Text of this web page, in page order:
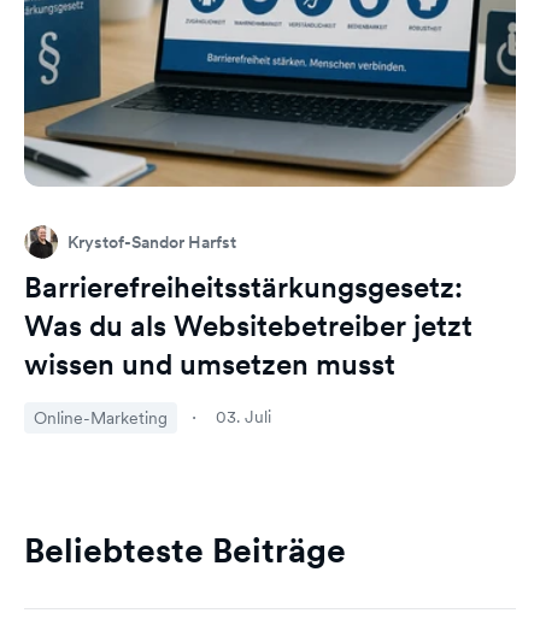
Krystof-Sandor Harfst
Barrierefreiheitsstärkungsgesetz:
Was du als Websitebetreiber jetzt
wissen und umsetzen musst
Online-Marketing 03. Juli
Beliebteste Beiträge